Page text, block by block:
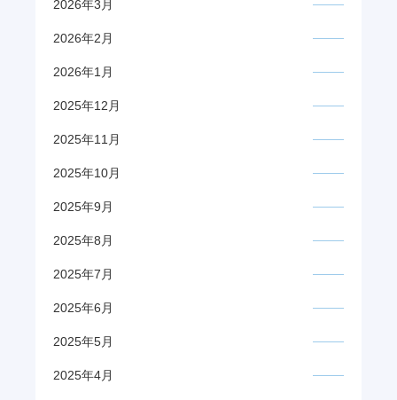
2026年3月
2026年2月
2026年1月
2025年12月
2025年11月
2025年10月
2025年9月
2025年8月
2025年7月
2025年6月
2025年5月
2025年4月